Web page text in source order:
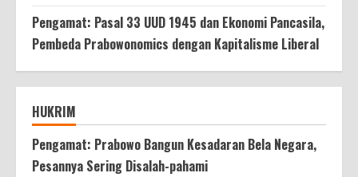
Pengamat: Pasal 33 UUD 1945 dan Ekonomi Pancasila,
Pembeda Prabowonomics dengan Kapitalisme Liberal
HUKRIM
Pengamat: Prabowo Bangun Kesadaran Bela Negara,
Pesannya Sering Disalah-pahami